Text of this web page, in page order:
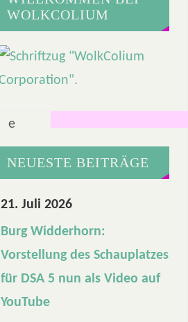
L
e
s
e
e
i
t
WOLKCOLIUM
NEUESTE BEITRÄGE
21. Juli 2026
Burg Widderhorn:
Vorstellung des Schauplatzes
für DSA 5 nun als Video auf
YouTube